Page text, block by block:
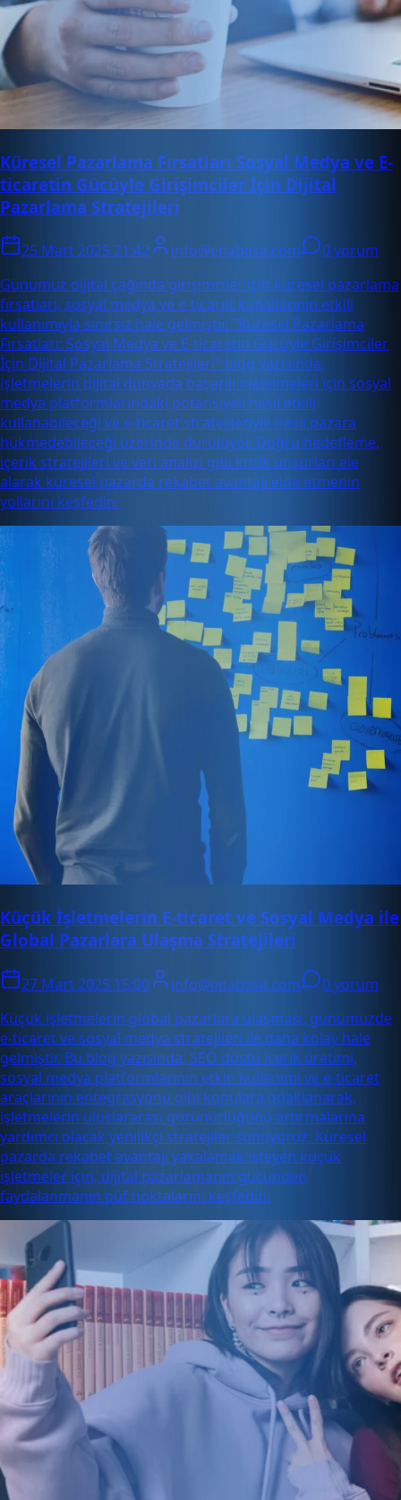
Küresel Pazarlama Fırsatları Sosyal Medya ve E-
ticaretin Gücüyle Girişimciler İçin Dijital
Pazarlama Stratejileri
25 Mart 2025 21:42 info@enabase.com
0 yorum
Günümüz dijital çağında girişimciler için küresel pazarlama
fırsatları, sosyal medya ve e-ticaret kanallarının etkili
kullanımıyla sınırsız hale gelmiştir. "Küresel Pazarlama
Fırsatları: Sosyal Medya ve E-ticaretin Gücüyle Girişimciler
İçin Dijital Pazarlama Stratejileri" blog yazısında,
işletmelerin dijital dünyada başarılı olabilmeleri için sosyal
medya platformlarındaki potansiyeli nasıl etkili
kullanabileceği ve e-ticaret stratejileriyle nasıl pazara
hükmedebileceği üzerinde duruluyor. Doğru hedefleme,
içerik stratejileri ve veri analizi gibi kritik unsurları ele
alarak küresel pazarda rekabet avantajı elde etmenin
yollarını keşfedin.
Küçük İşletmelerin E-ticaret ve Sosyal Medya ile
Global Pazarlara Ulaşma Stratejileri
27 Mart 2025 15:00 info@enabase.com
0 yorum
Küçük işletmelerin global pazarlara ulaşması, günümüzde
e-ticaret ve sosyal medya stratejileri ile daha kolay hale
gelmiştir. Bu blog yazısında, SEO dostu içerik üretimi,
sosyal medya platformlarının etkin kullanımı ve e-ticaret
araçlarının entegrasyonu gibi konulara odaklanarak,
işletmelerin uluslararası görünürlüğünü artırmalarına
yardımcı olacak yenilikçi stratejiler sunuyoruz. Küresel
pazarda rekabet avantajı yakalamak isteyen küçük
işletmeler için, dijital pazarlamanın gücünden
faydalanmanın püf noktalarını keşfedin.